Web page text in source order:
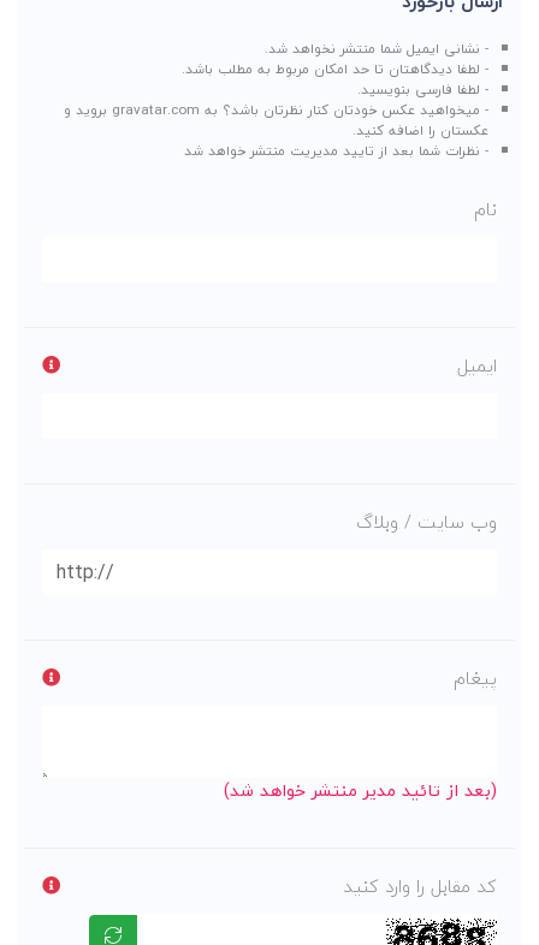
- نشانی ایمیل شما منتشر نخواهد شد.
- لطفا دیدگاهتان تا حد امکان مربوط به مطلب باشد.
- لطفا فارسی بنویسید.
- میخواهید عکس خودتان کنار نظرتان باشد؟ به gravatar.com بروید و
عکستان را اضافه کنید.
- نظرات شما بعد از تایید مدیریت منتشر خواهد شد
نام
ایمیل
وب سایت / وبلاگ
پیغام
(بعد از تائید مدیر منتشر خواهد شد)
کد مقابل را وارد کنید